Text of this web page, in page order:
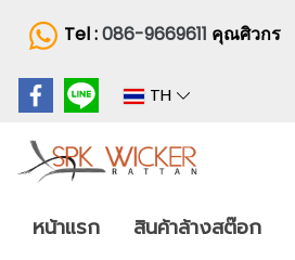
Tel :086-9669611 คุณศิวกร
TH
หน้าแรก สินค้าล้างสต๊อก